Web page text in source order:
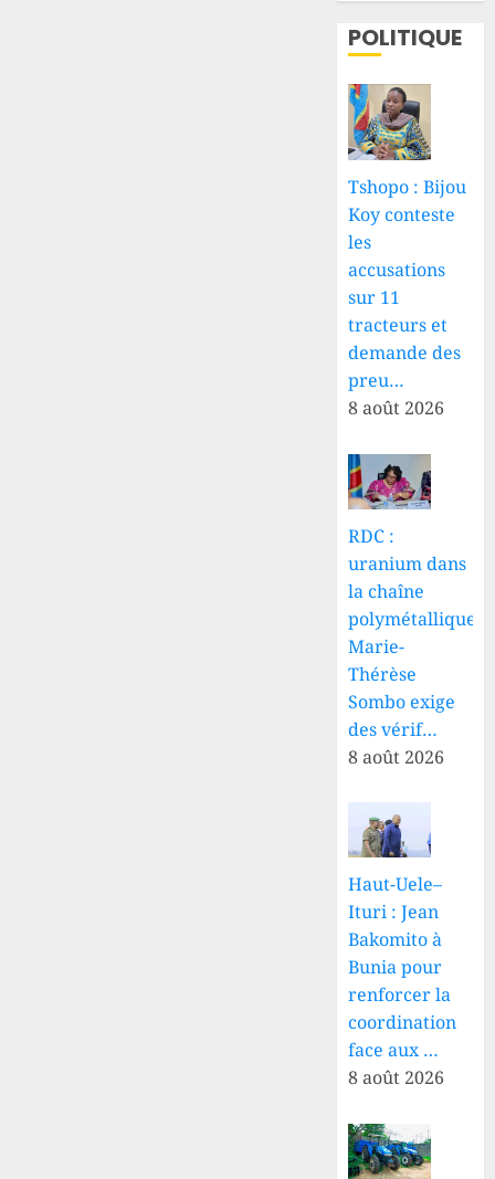
POLITIQUE
Tshopo : Bijou
Koy conteste
les
accusations
sur 11
tracteurs et
demande des
preu…
8 août 2026
RDC :
uranium dans
la chaîne
polymétallique,
Marie-
Thérèse
Sombo exige
des vérif…
8 août 2026
Haut-Uele–
Ituri : Jean
Bakomito à
Bunia pour
renforcer la
coordination
face aux …
8 août 2026